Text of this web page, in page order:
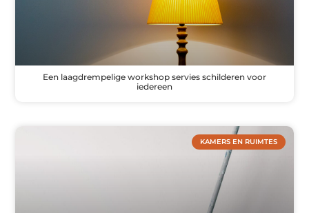
Een laagdrempelige workshop servies schilderen voor
iedereen
KAMERS EN RUIMTES